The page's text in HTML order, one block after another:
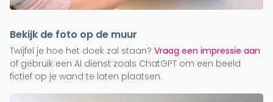
Bekijk de foto op de muur
Twijfel je hoe het doek zal staan? Vraag een impressie aan
of gebruik een AI dienst zoals ChatGPT om een beeld
fictief op je wand te laten plaatsen.